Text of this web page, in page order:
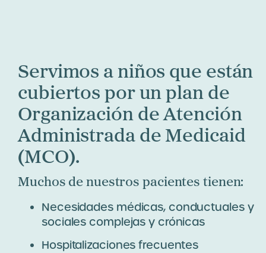
Servimos a niños que están
cubiertos por un plan de
Organización de Atención
Administrada de Medicaid
(MCO).
Muchos de nuestros pacientes tienen:
Necesidades médicas, conductuales y
sociales complejas y crónicas
Hospitalizaciones frecuentes